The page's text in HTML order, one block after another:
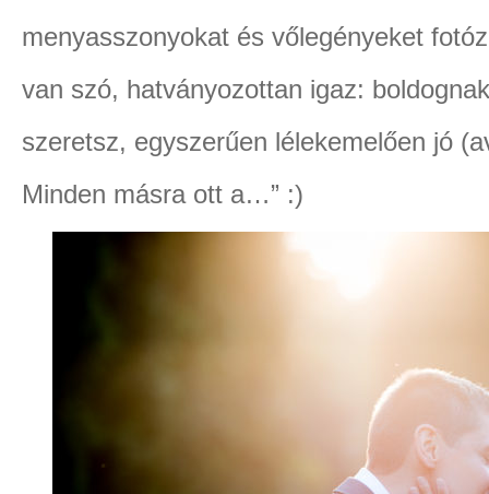
menyasszonyokat és vőlegényeket
van szó, hatványozottan igaz:
szeretsz, egyszerűen lélekemelően jó
Minden másra ott a…” :)